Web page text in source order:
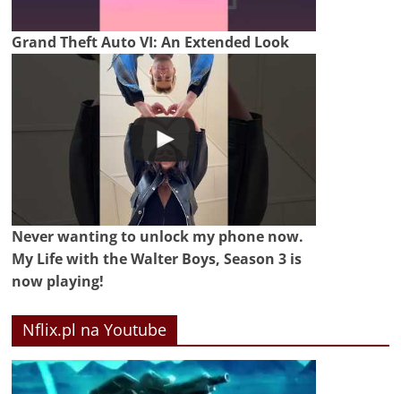
Grand Theft Auto VI: An Extended Look
Never wanting to unlock my phone now.
My Life with the Walter Boys, Season 3 is
now playing!
Nflix.pl na Youtube